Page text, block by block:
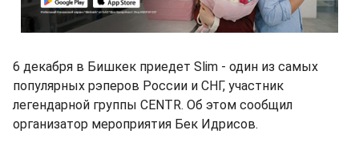
6 декабря в Бишкек приедет Slim - один из самых
популярных рэперов России и СНГ, участник
легендарной группы CENTR. Об этом сообщил
организатор мероприятия Бек Идрисов.